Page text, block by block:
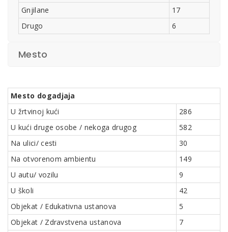
Gnjilane
17
Drugo
6
Mesto
Mesto dogadjaja
U žrtvinoj kući
286
U kući druge osobe / nekoga drugog
582
Na ulici/ cesti
30
Na otvorenom ambientu
149
U autu/ vozilu
9
U školi
42
Objekat / Edukativna ustanova
5
Objekat / Zdravstvena ustanova
7